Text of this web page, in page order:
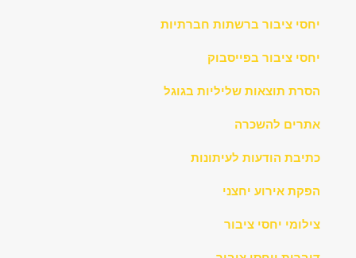
יחסי ציבור ברשתות חברתיות
יחסי ציבור בפייסבוק
הסרת תוצאות שליליות בגוגל
אתרים להשכרה
כתיבת הודעות לעיתונות
הפקת אירוע יחצני
צילומי יחסי ציבור